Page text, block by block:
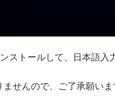
ストールして、日本語入
せんので、ご了承願いま